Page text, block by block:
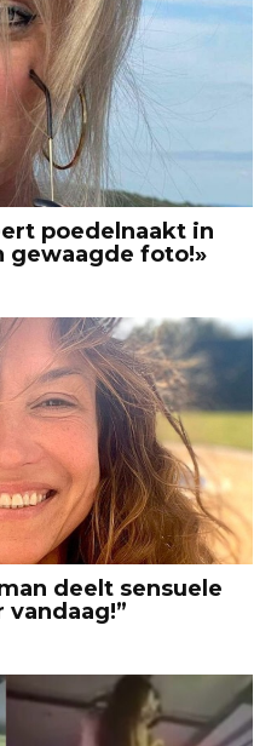
poedelnaakt in
gewaagde foto!»
deelt sensuele